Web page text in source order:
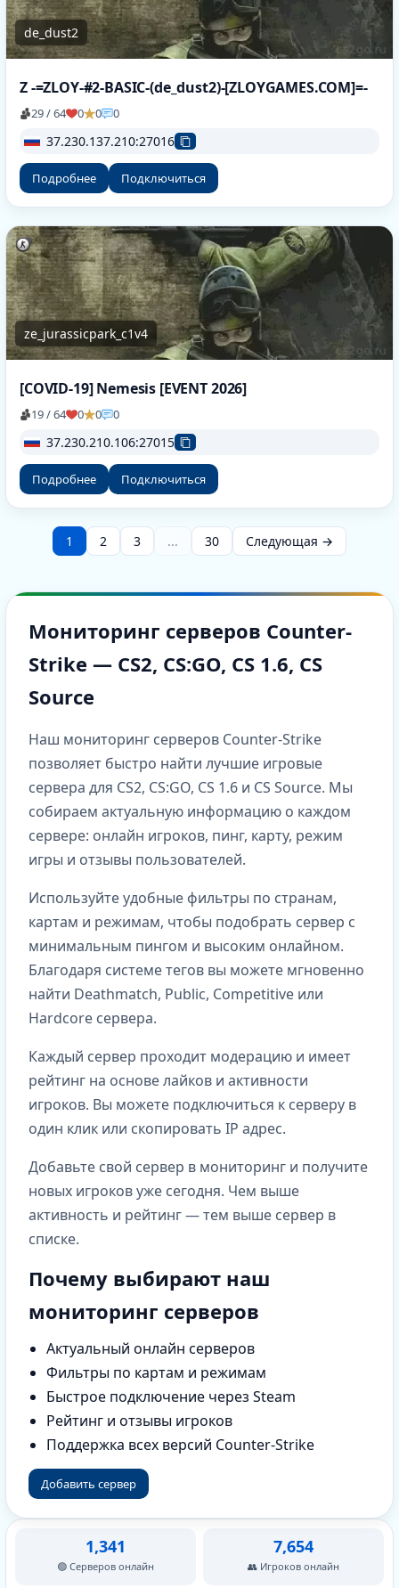
de_dust2
Z -=ZLOY-#2-BASIC-(de_dust2)-[ZLOYGAMES.COM]=-
29 / 64 0 0 0
37.230.137.210:27016
Подробнее Подключиться
ze_jurassicpark_c1v4
[COVID-19] Nemesis [EVENT 2026]
19 / 64 0 0 0
37.230.210.106:27015
Подробнее Подключиться
1 2 3 ... 30 Следующая →
Мониторинг серверов Counter-
Strike — CS2, CS:GO, CS 1.6, CS
Source
Наш мониторинг серверов Counter-Strike
позволяет быстро найти лучшие игровые
сервера для CS2, CS:GO, CS 1.6 и CS Source. Мы
собираем актуальную информацию о каждом
сервере: онлайн игроков, пинг, карту, режим
игры и отзывы пользователей.
Используйте удобные фильтры по странам,
картам и режимам, чтобы подобрать сервер с
минимальным пингом и высоким онлайном.
Благодаря системе тегов вы можете мгновенно
найти Deathmatch, Public, Competitive или
Hardcore сервера.
Каждый сервер проходит модерацию и имеет
рейтинг на основе лайков и активности
игроков. Вы можете подключиться к серверу в
один клик или скопировать IP адрес.
Добавьте свой сервер в мониторинг и получите
новых игроков уже сегодня. Чем выше
активность и рейтинг — тем выше сервер в
списке.
Почему выбирают наш
мониторинг серверов
Актуальный онлайн серверов
Фильтры по картам и режимам
Быстрое подключение через Steam
Рейтинг и отзывы игроков
Поддержка всех версий Counter-Strike
Добавить сервер
1,341
🟢 Серверов онлайн
7,654
👥 Игроков онлайн